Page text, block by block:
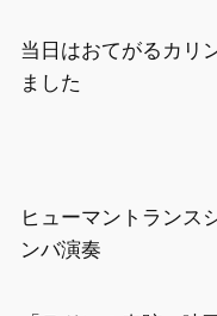
当日はおてがるカリ
ました
ヒューマントランス
ンバ演奏